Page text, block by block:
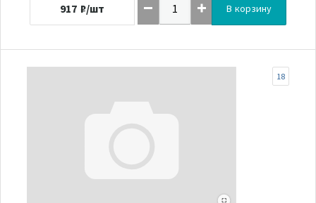
917 ₽/шт В корзину
18